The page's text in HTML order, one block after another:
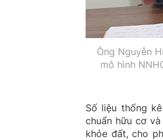
Ông Nguyễn
mô hình
Số liệu thống
chuẩn hữu cơ
khỏe đất, cho